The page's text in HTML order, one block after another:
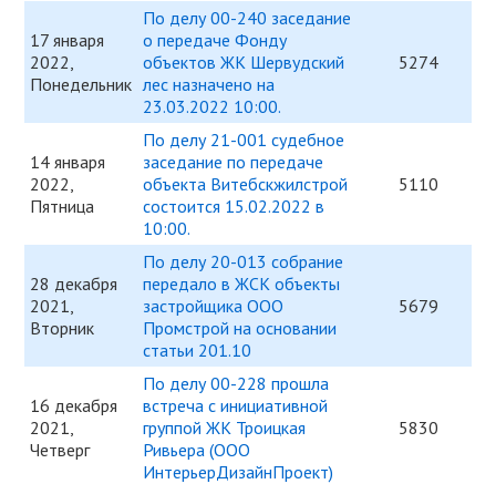
17 января
2022,
Понедельник
По делу 00-240 заседание
о передаче Фонду
объектов ЖК Шервудский
лес назначено на
23.03.2022 10:00.
5274
14 января
2022,
Пятница
По делу 21-001 судебное
заседание по передаче
объекта Витебскжилстрой
состоится 15.02.2022 в
10:00.
5110
28 декабря
2021,
Вторник
По делу 20-013 собрание
передало в ЖСК объекты
застройщика ООО
Промстрой на основании
статьи 201.10
5679
16 декабря
2021,
Четверг
По делу 00-228 прошла
встреча с инициативной
группой ЖК Троицкая
Ривьера (ООО
ИнтерьерДизайнПроект)
5830